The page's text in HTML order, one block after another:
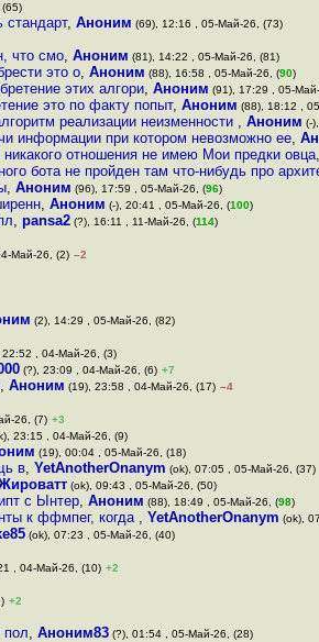
, Аноним (69), 12:16 , 05-Май-26, (73)
что смо, Аноним (81), 14:22 , 05-Май-26, (81)
это о, Аноним (88), 16:58 , 05-Май-26, (90)
этих алгори, Аноним (91), 17:29 , 05-
это по факту попыт, Аноним (88), 18:12 ,
реализации неизменности , Аноним (-
информации при котором невозможно ее,
отношения не имею Мои предки овца,
бота не пройден там что-нибудь про
, Аноним (96), 17:59 , 05-Май-26, (96)
, Аноним (-), 20:41 , 05-Май-26, (100)
, pansa2 (?), 16:11 , 11-Май-26, (114)
Май-26, (2) –2
(2), 14:29 , 05-Май-26, (82)
22:52 , 04-Май-26, (3)
(?), 23:09 , 04-Май-26, (6) +7
, Аноним (19), 23:58 , 04-Май-26, (17) –4
26, (7) +3
23:15 , 04-Май-26, (9)
(19), 00:04 , 05-Май-26, (18)
в, YetAnotherOnanym (ok), 07:05 , 05-Май-26, (37)
(ok), 09:43 , 05-Май-26, (50)
с Ынтер, Аноним (88), 18:49 , 05-Май-26, (98)
к ффмпег, когда , YetAnotherOnanym (ok),
(ok), 07:23 , 05-Май-26, (40)
, 04-Май-26, (10) +2
+2
пол, Аноним83 (?), 01:54 , 05-Май-26, (28)